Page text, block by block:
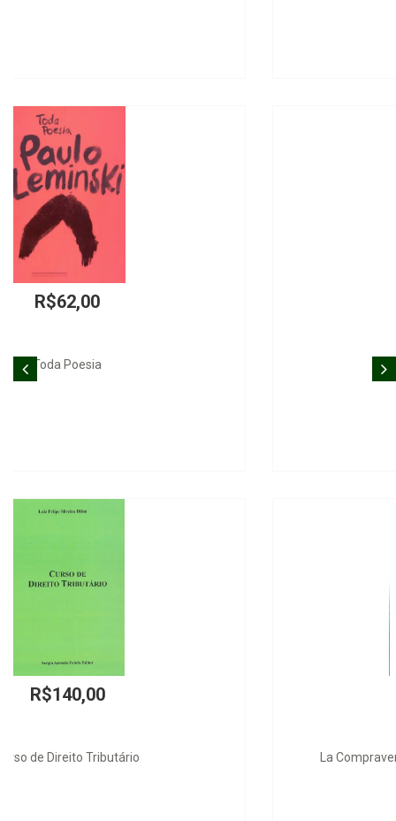
La Compraventa como Paradigma Contractual